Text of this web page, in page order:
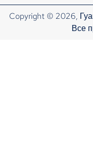
Copyright © 2026,
Все